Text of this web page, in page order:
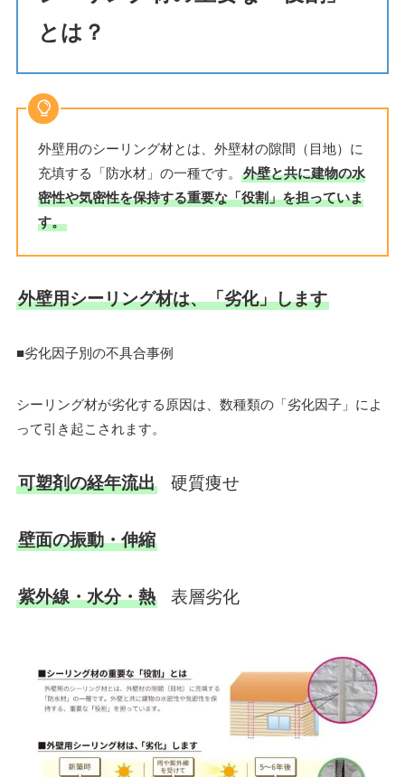
とは？
外壁用のシーリング材とは、外壁材の隙間（目地）に
充填する「防水材」の一種です。外壁と共に建物の水
密性や気密性を保持する重要な「役割」を担っていま
す。
外壁用シーリング材は、「劣化」します
■劣化因子別の不具合事例
シーリング材が劣化する原因は、数種類の「劣化因子」によ
って引き起こされます。
可塑剤の経年流出 硬質痩せ
壁面の振動・伸縮
紫外線・水分・熱 表層劣化